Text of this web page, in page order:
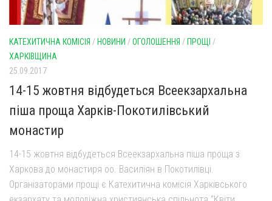
Архистратига Михаїла (м. Люботин)
Преображенська парафія (м. Лозова)
Парафія Різдва Пресвятої Богородиці м. Берестин
(Красноград)
Парохії Полтавської області
Пресвятої Трійці (м. Полтава)
Всіх Святих українського народу (м. Полтава)
Свято-Юріївська парафія (м. Полтава)
Газета Християнський голос
Молитви
Галерея
Рух pro-life
КАТЕХИТИЧНА КОМІСІЯ / НОВИНИ /ОГОЛОШЕННЯ / ПРОЩІ /
ХАРКІВЩИНА
25.09.2017
14-15 жовтня відбудеться Всеекзархальна
піша проща Харків-Покотилівський
монастир
14-15 жовтня відбудеться Всеекзархальна піша проща з
Харкова до монастиря оо. Василіян в Покотилівці.
Організаторами прощі є Катехитична комісія Харківського